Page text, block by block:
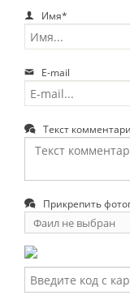
Имя*
E-mail
Текст
Прикрепить
Фаил не выбран